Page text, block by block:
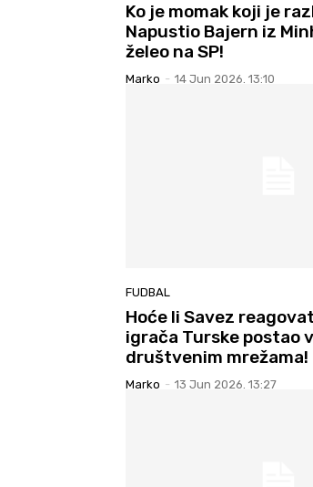
Ko je momak koji je
Napustio Bajern iz
želeo na SP!
Marko - 14 Jun 2026. 13:10
FUDBAL
Hoće li Savez
igrača Turske postao
društvenim mrežama!
Marko - 13 Jun 2026. 13:27